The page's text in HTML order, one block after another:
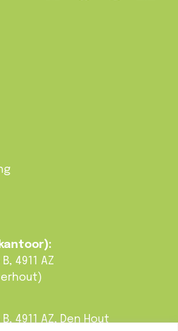
4911 AZ
4911 AZ, Den Hout